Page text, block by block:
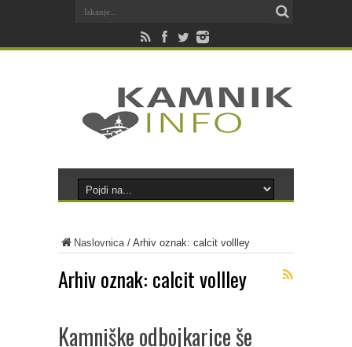
Naslovnica/ Arhiv oznak: calcit vollley
Arhiv oznak: calcit vollley
Kamniške odbojkarice še